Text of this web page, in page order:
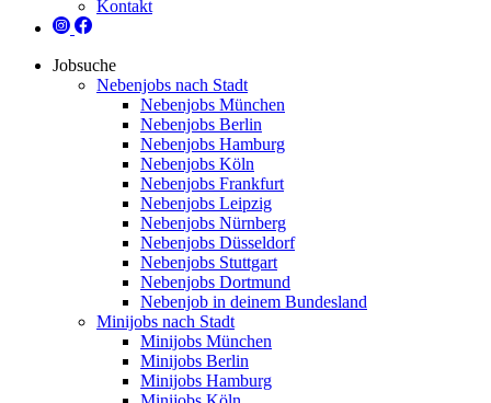
Kontakt
Jobsuche
Nebenjobs nach Stadt
Nebenjobs München
Nebenjobs Berlin
Nebenjobs Hamburg
Nebenjobs Köln
Nebenjobs Frankfurt
Nebenjobs Leipzig
Nebenjobs Nürnberg
Nebenjobs Düsseldorf
Nebenjobs Stuttgart
Nebenjobs Dortmund
Nebenjob in deinem Bundesland
Minijobs nach Stadt
Minijobs München
Minijobs Berlin
Minijobs Hamburg